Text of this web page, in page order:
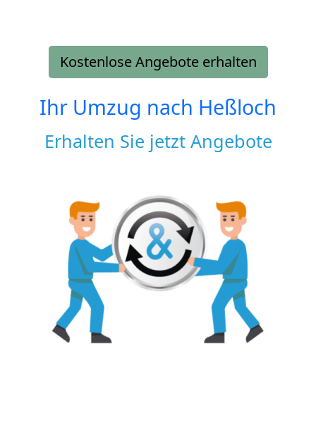
Kostenlose Angebote erhalten
Ihr Umzug nach Heßloch
Erhalten Sie jetzt Angebote